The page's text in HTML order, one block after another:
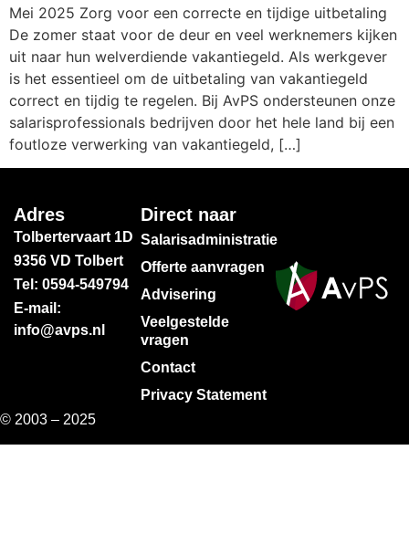
Mei 2025 Zorg voor een correcte en tijdige uitbetaling
De zomer staat voor de deur en veel werknemers kijken
uit naar hun welverdiende vakantiegeld. Als werkgever
is het essentieel om de uitbetaling van vakantiegeld
correct en tijdig te regelen. Bij AvPS ondersteunen onze
salarisprofessionals bedrijven door het hele land bij een
foutloze verwerking van vakantiegeld, […]
Adres
Tolbertervaart 1D
9356 VD Tolbert
Tel: 0594-549794
E-mail:
info@avps.nl
Direct naar
Salarisadministratie
Offerte aanvragen
Advisering
Veelgestelde
vragen
Contact
Privacy Statement
© 2003 – 2025